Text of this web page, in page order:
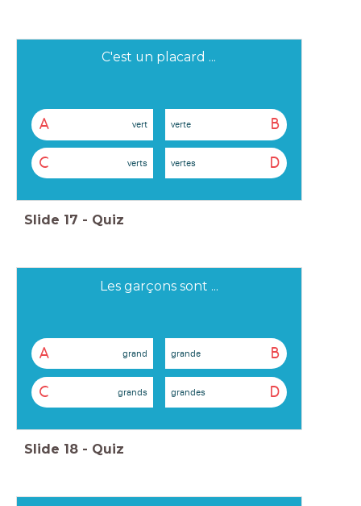
C'est un placard ...
A vert B
verte
C verts D
vertes
Slide 17 - Quiz
Les garçons sont ...
A grand B
grande
C grands D
grandes
Slide 18 - Quiz